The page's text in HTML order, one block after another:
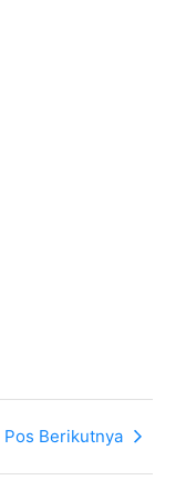
Pos Berikutnya